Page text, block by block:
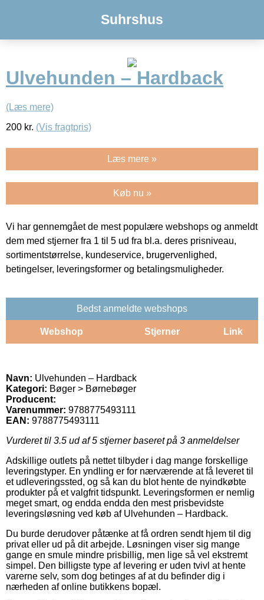
Suhrshus
Ulvehunden – Hardback
(Læs mere)
200 kr. (Vis fragtpris)
Læs mere »
Køb nu »
Vi har gennemgået de mest populære webshops og anmeldt
dem med stjerner fra 1 til 5 ud fra bl.a. deres prisniveau,
sortimentstørrelse, kundeservice, brugervenlighed,
betingelser, leveringsformer og betalingsmuligheder.
Bedst anmeldte webshops
Webshop Stjerner Link
Navn: Ulvehunden – Hardback
Kategori: Bøger > Børnebøger
Producent:
Varenummer: 9788775493111
EAN: 9788775493111
Vurderet til 3.5 ud af 5 stjerner baseret på 3 anmeldelser
Adskillige outlets på nettet tilbyder i dag mange forskellige
leveringstyper. En yndling er for nærværende at få leveret til
et udleveringssted, og så kan du blot hente de nyindkøbte
produkter på et valgfrit tidspunkt. Leveringsformen er nemlig
meget smart, og endda endda den mest prisbevidste
leveringsløsning ved køb af Ulvehunden – Hardback.
Du burde derudover påtænke at få ordren sendt hjem til dig
privat eller ud på dit arbejde. Løsningen viser sig mange
gange en smule mindre prisbillig, men lige så vel ekstremt
simpel. Den billigste type af levering er uden tvivl at hente
varerne selv, som dog betinges af at du befinder dig i
nærheden af online butikkens bopæl.